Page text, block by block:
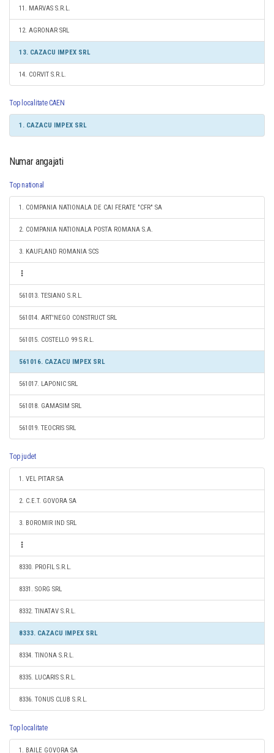
11. MARVAS S.R.L.
12. AGRONAR SRL
13. CAZACU IMPEX SRL
14. CORVIT S.R.L.
Top localitate CAEN
1. CAZACU IMPEX SRL
Numar angajati
Top national
1. COMPANIA NATIONALA DE CAI FERATE "CFR" SA
2. COMPANIA NATIONALA POSTA ROMANA S.A.
3. KAUFLAND ROMANIA SCS
561013. TESIANO S.R.L.
561014. ART'NEGO CONSTRUCT SRL
561015. COSTELLO 99 S.R.L.
561016. CAZACU IMPEX SRL
561017. LAPONIC SRL
561018. GAMASIM SRL
561019. TEOCRIS SRL
Top judet
1. VEL PITAR SA
2. C.E.T. GOVORA SA
3. BOROMIR IND SRL
8330. PROFIL S.R.L.
8331. SORG SRL
8332. TINATAV S.R.L.
8333. CAZACU IMPEX SRL
8334. TINONA S.R.L.
8335. LUCARIS S.R.L.
8336. TONUS CLUB S.R.L.
Top localitate
1. BAILE GOVORA SA